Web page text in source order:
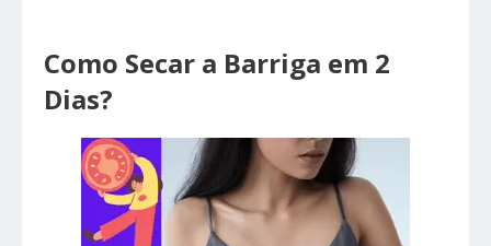
Como Secar a Barriga em 2
Dias?